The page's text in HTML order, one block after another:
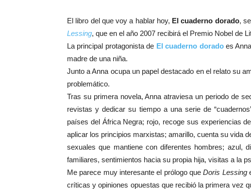
El libro del que voy a hablar hoy, El cuaderno dorado,
Lessing, que en el año 2007 recibirá el Premio Nobel de
La principal protagonista de El cuaderno doradoes
madre de una niña.
Junto a Anna ocupa un papel destacado en el relato su
problemático.
Tras su primera novela, Anna atraviesa un periodo de
revistas y dedicar su tiempo a una serie de
países del África Negra; rojo, recoge sus experiencias
aplicar los principios marxistas; amarillo, cuenta su vida
sexuales que mantiene con diferentes hombres;
familiares, sentimientos hacia su propia hija, visitas a la
Me parece muy interesante el prólogo queDoris Lessing
críticas y opiniones opuestas que recibió la primera vez